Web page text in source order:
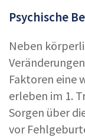
Psychische
Neben
Faktoren eine
erleben im 1.
Sorgen über
vor